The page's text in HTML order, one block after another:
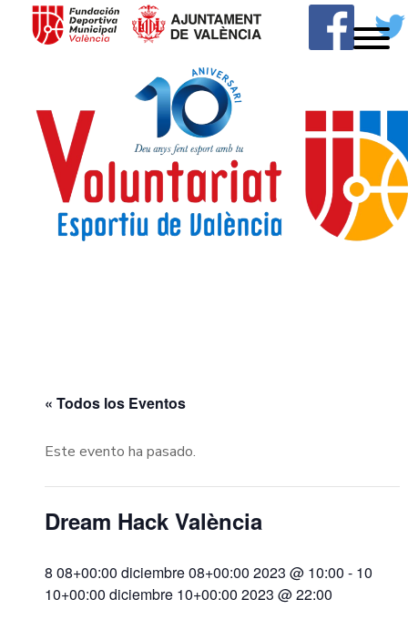
content
« Todos los Eventos
Este evento ha pasado.
Dream Hack València
8 08+00:00 diciembre 08+00:00 2023 @ 10:00 - 10
10+00:00 diciembre 10+00:00 2023 @ 22:00